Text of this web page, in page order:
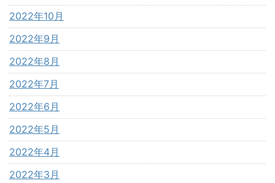
2022年10月
2022年9月
2022年8月
2022年7月
2022年6月
2022年5月
2022年4月
2022年3月